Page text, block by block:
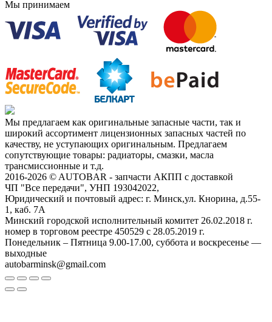
Мы принимаем
Мы предлагаем как оригинальные запасные части, так и
широкий ассортимент лицензионных запасных частей по
качеству, не уступающих оригинальным. Предлагаем
сопутствующие товары: радиаторы, смазки, масла
трансмиссионные и т.д.
2016-2026 © AUTOBAR - запчасти АКПП с доставкой
ЧП "Все передачи", УНП 193042022,
Юридический и почтовый адрес: г. Минск,ул. Кнорина, д.55-
1, каб. 7А
Минский городской исполнительный комитет 26.02.2018 г.
номер в торговом реестре 450529 с 28.05.2019 г.
Понедельник – Пятница 9.00-17.00, суббота и воскресенье —
выходные
autobarminsk@gmail.com